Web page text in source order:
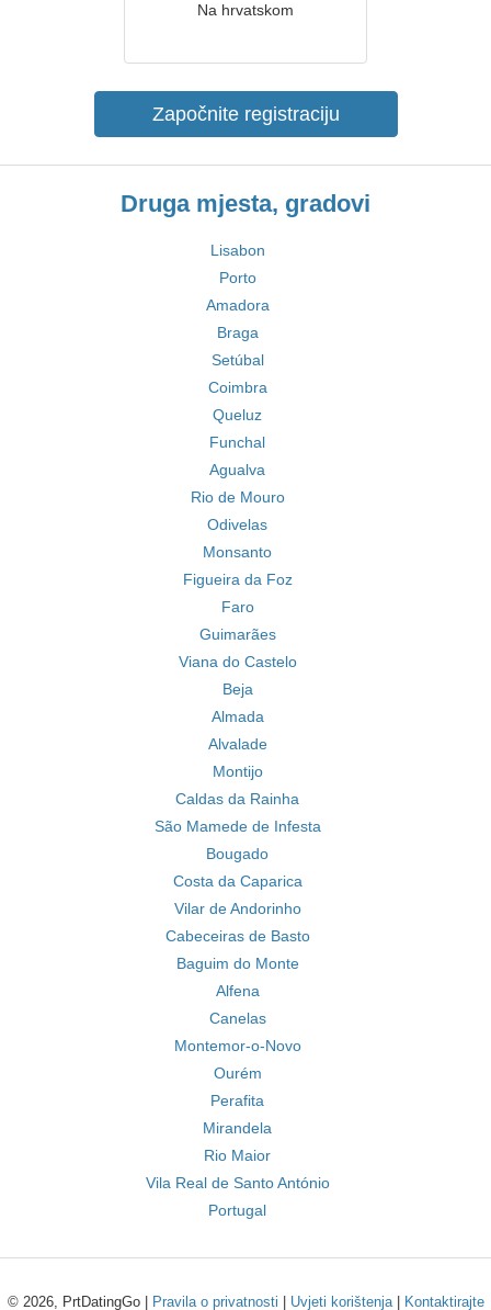
Na hrvatskom
Započnite registraciju
Druga mjesta, gradovi
Lisabon
Porto
Amadora
Braga
Setúbal
Coimbra
Queluz
Funchal
Agualva
Rio de Mouro
Odivelas
Monsanto
Figueira da Foz
Faro
Guimarães
Viana do Castelo
Beja
Almada
Alvalade
Montijo
Caldas da Rainha
São Mamede de Infesta
Bougado
Costa da Caparica
Vilar de Andorinho
Cabeceiras de Basto
Baguim do Monte
Alfena
Canelas
Montemor-o-Novo
Ourém
Perafita
Mirandela
Rio Maior
Vila Real de Santo António
Portugal
© 2026, PrtDatingGo | Pravila o privatnosti Uvjeti korištenja| Kontaktirajte